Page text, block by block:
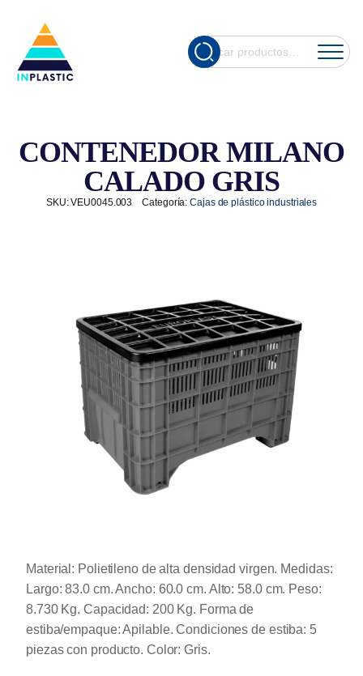
Buscar
por:
Cuando hay
CONTENEDOR MILANO
CALADO GRIS
SKU:VEU0045.003 Categoría:Cajas de plástico industriales
Material: Polietileno de alta densidad virgen. Medidas:
Largo: 83.0 cm. Ancho: 60.0 cm. Alto: 58.0 cm. Peso:
8.730 Kg. Capacidad: 200 Kg. Forma de
estiba/empaque: Apilable. Condiciones de estiba: 5
piezas con producto. Color: Gris.